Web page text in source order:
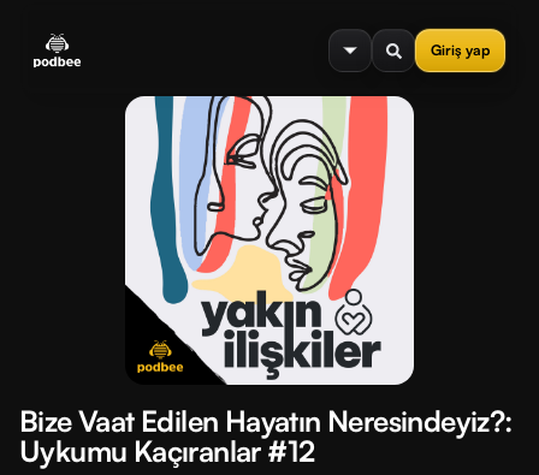
Giriş yap
menu
Bize Vaat Edilen Hayatın Neresindeyiz?:
Uykumu Kaçıranlar #12